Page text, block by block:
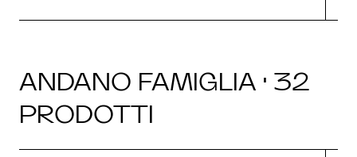
ANDANO FAMIGLIA · 32
PRODOTTI